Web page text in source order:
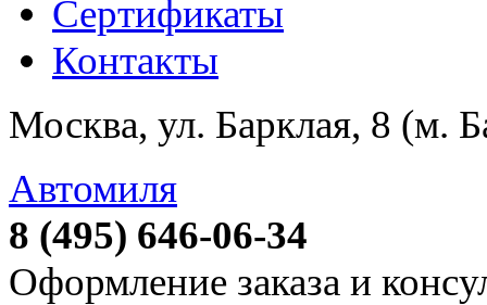
Сертификаты
Контакты
Москва, ул. Барклая, 8 (м.
Автомиля
8 (495) 646-06-34
Оформление заказа и